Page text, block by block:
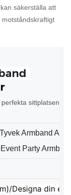
säkerställa att
sittplatsen
Armband
Party
Designa din